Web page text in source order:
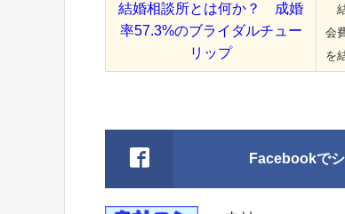
結婚相談所とは何か？ 成婚
率57.3%のブライダルチュー
リップ
会
を
Facebookで